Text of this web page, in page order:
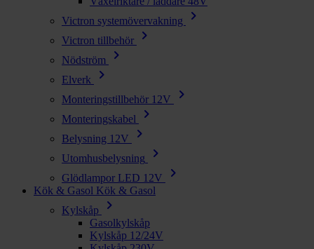
Victron systemövervakning
chevron_right
Victron tillbehör chevron_right
Nödström chevron_right
Elverk chevron_right
Monteringstillbehör 12V chevron_right
Monteringskabel chevron_right
Belysning 12V chevron_right
Utomhusbelysning chevron_right
Glödlampor LED 12V chevron_right
Kök & Gasol Kök & Gasol
Kylskåp
chevron_right
Gasolkylskåp
Kylskåp 12/24V